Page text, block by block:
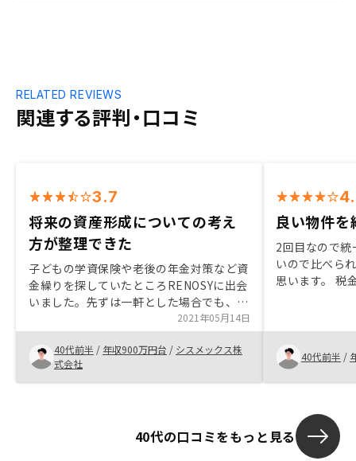
関連する評判・口コミ
RELATED REVIEWS
3.7
将来の資産形成についての考え
方が整理できた
子どもの学資保険や老後の年金対策など資
金繰りを探していたところRENOSYに出会
いました。先ずは一軒とした場合でも、老
後まで持った場合に加えて途中でまとまっ
たお金が必要になった場合の売却の考え方
も整理して説明いただきました。また、リ
ノベが自宅にも安価に利用できる、リスク
対策として空室時はプラン変更できるな
した際、せめて条件に沿ったその時の空き
2021年05月14日
40代前半 / 年収900万円台 / シスメックス株
式会社
良い物件
2回目なので
いので比べら
思います。 税
るのも良いと
る家賃減の提
先で、当時の
混乱したので
40代前半 /
40代の口コミをもっと見る